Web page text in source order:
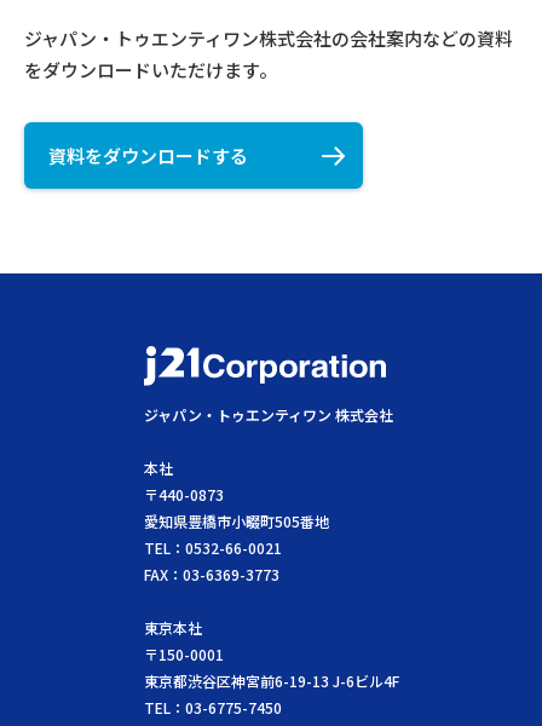
ジャパン・トゥエンティワン株式会社​の会社案内などの資料
をダウンロードいただけます。
資料をダウンロードする
ジャパン・トゥエンティワン 株式会社
本社
〒440-0873
愛知県豊橋市小畷町505番地
TEL：0532-66-0021
FAX：03-6369-3773
東京本社
〒150-0001
東京都渋谷区神宮前6-19-13 J-6ビル4F
TEL：03-6775-7450